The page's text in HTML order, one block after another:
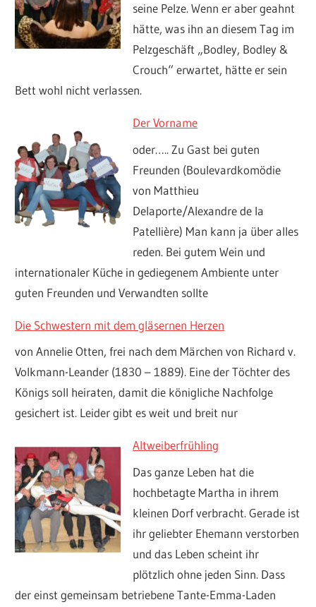
seine Pelze. Wenn er aber geahnt
hätte, was ihn an diesem Tag im
Pelzgeschäft „Bodley, Bodley &
Crouch“ erwartet, hätte er sein
Bett wohl nicht verlassen.
Der Vorname
oder….. Zu Gast bei guten
Freunden (Boulevardkomödie
von Matthieu
Delaporte/Alexandre de la
Patellière) Man kann ja über alles
reden. Bei gutem Wein und
internationaler Küche in gediegenem Ambiente unter
guten Freunden und Verwandten sollte
Die Schwestern mit dem gläsernen Herzen
von Annelie Otten, frei nach dem Märchen von Richard v.
Volkmann-Leander (1830 – 1889). Eine der Töchter des
Königs soll heiraten, damit die königliche Nachfolge
gesichert ist. Leider gibt es weit und breit nur
Altweiberfrühling
Das ganze Leben hat die
hochbetagte Martha in ihrem
kleinen Dorf verbracht. Gerade ist
ihr geliebter Ehemann verstorben
und das Leben scheint ihr
plötzlich ohne jeden Sinn. Dass
der einst gemeinsam betriebene Tante-Emma-Laden